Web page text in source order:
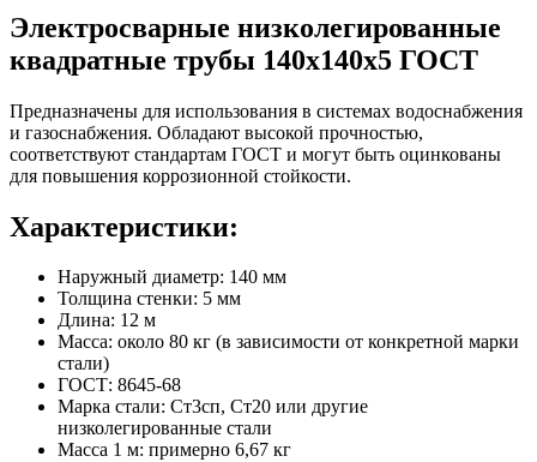
Электросварные низколегированные
квадратные трубы 140х140х5 ГОСТ
Предназначены для использования в системах водоснабжения
и газоснабжения. Обладают высокой прочностью,
соответствуют стандартам ГОСТ и могут быть оцинкованы
для повышения коррозионной стойкости.
Характеристики:
Наружный диаметр: 140 мм
Толщина стенки: 5 мм
Длина: 12 м
Масса: около 80 кг (в зависимости от конкретной марки
стали)
ГОСТ: 8645-68
Марка стали: Ст3сп, Ст20 или другие
низколегированные стали
Масса 1 м: примерно 6,67 кг